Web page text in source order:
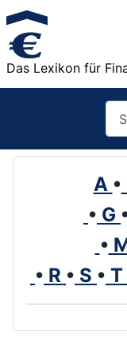
Das Lexikon für
A •
• G
•
• R • S • T